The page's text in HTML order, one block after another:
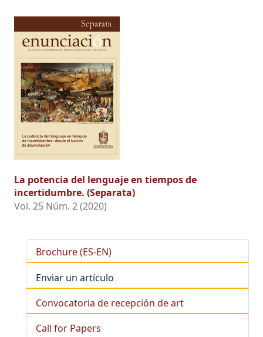
La potencia del lenguaje en tiempos de
incertidumbre. (Separata)
Vol. 25 Núm. 2 (2020)
Brochure (ES-EN)
Enviar un artículo
Convocatoria de recepción de art
Call for Papers